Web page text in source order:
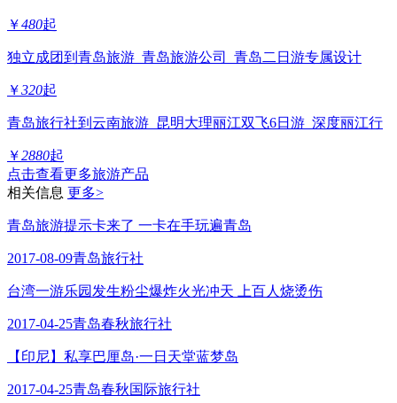
￥480起
独立成团到青岛旅游_青岛旅游公司_青岛二日游专属设计
￥320起
青岛旅行社到云南旅游_昆明大理丽江双飞6日游_深度丽江行
￥2880起
点击查看更多旅游产品
相关信息 更多>
青岛旅游提示卡来了 一卡在手玩遍青岛
2017-08-09青岛旅行社
台湾一游乐园发生粉尘爆炸火光冲天 上百人烧烫伤
2017-04-25青岛春秋旅行社
【印尼】私享巴厘岛·一日天堂蓝梦岛
2017-04-25青岛春秋国际旅行社